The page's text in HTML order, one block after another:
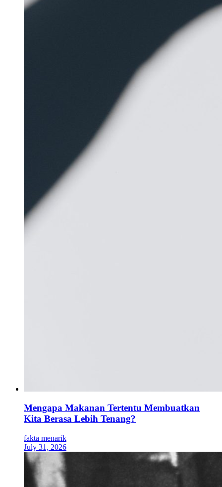
Mengapa Makanan Tertentu Membuatkan
Kita Berasa Lebih Tenang?
fakta menarik
July 31, 2026